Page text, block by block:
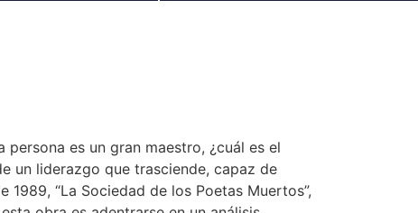
es un gran maestro, ¿cuál es el
un liderazgo que trasciende, capaz de
“La Sociedad de los Poetas Muertos”,